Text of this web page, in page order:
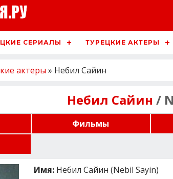
СЕРИАЛЫ ТУРЕЦКИЕ АКТЕРЫ
актеры » Небил Сайин
Небил Сайин /
Фильмы
Имя:Небил Сайин (Nebil Sayin)